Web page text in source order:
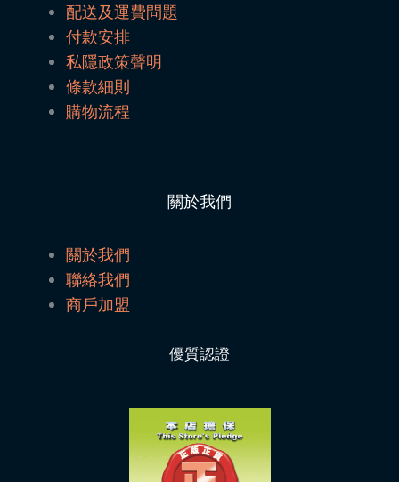
配送及運費問題
付款安排
私隱政策聲明
條款細則
購物流程
關於我們
關於我們
聯絡我們
商戶加盟
優質認證